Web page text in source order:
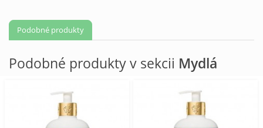
Podobné produkty
Podobné produkty v sekcii Mydlá